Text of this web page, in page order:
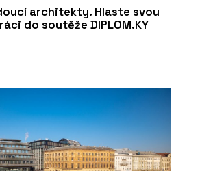
Nový život
brownfieldu
architekty. Hlaste svou
do soutěže DIPLOM.KY